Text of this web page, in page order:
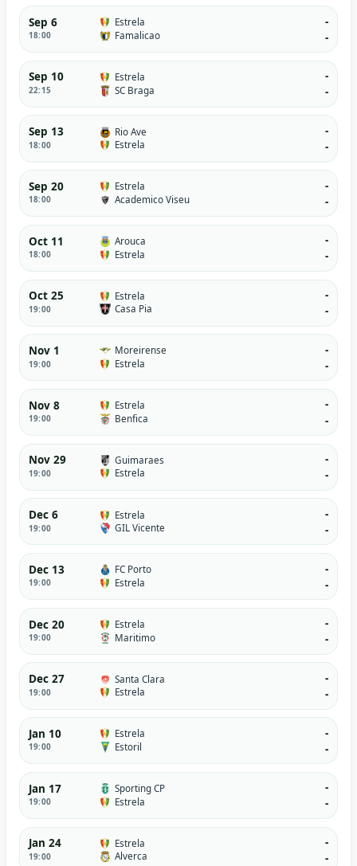
Sep 6
18:00
Estrela
Famalicao
-
-
Sep 10
22:15
Estrela
SC Braga
-
-
Sep 13
18:00
Rio Ave
Estrela
-
-
Sep 20
18:00
Estrela
Academico Viseu
-
-
Oct 11
18:00
Arouca
Estrela
-
-
Oct 25
19:00
Estrela
Casa Pia
-
-
Nov 1
19:00
Moreirense
Estrela
-
-
Nov 8
19:00
Estrela
Benfica
-
-
Nov 29
19:00
Guimaraes
Estrela
-
-
Dec 6
19:00
Estrela
GIL Vicente
-
-
Dec 13
19:00
FC Porto
Estrela
-
-
Dec 20
19:00
Estrela
Maritimo
-
-
Dec 27
19:00
Santa Clara
Estrela
-
-
Jan 10
19:00
Estrela
Estoril
-
-
Jan 17
19:00
Sporting CP
Estrela
-
-
Jan 24
19:00
Estrela
Alverca
-
-